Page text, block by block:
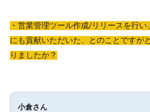
・営業管理ツール作成/リリースを行
にも貢献いただいた、とのことですが
りましたか？
小倉さん